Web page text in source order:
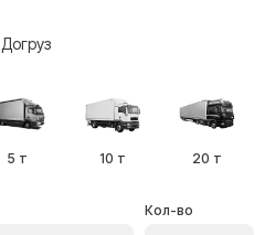
Догруз
5 т 10 т 20 т
Кол-во